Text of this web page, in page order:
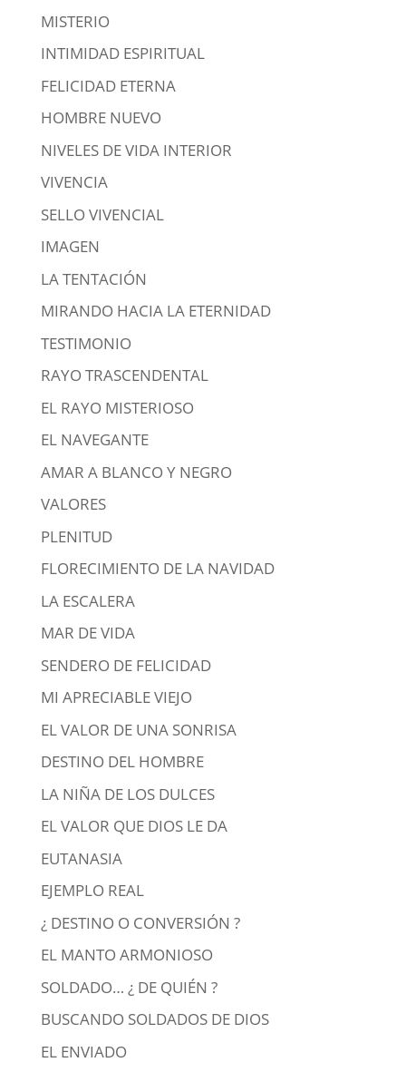
MISTERIO
INTIMIDAD ESPIRITUAL
FELICIDAD ETERNA
HOMBRE NUEVO
NIVELES DE VIDA INTERIOR
VIVENCIA
SELLO VIVENCIAL
IMAGEN
LA TENTACIÓN
MIRANDO HACIA LA ETERNIDAD
TESTIMONIO
RAYO TRASCENDENTAL
EL RAYO MISTERIOSO
EL NAVEGANTE
AMAR A BLANCO Y NEGRO
VALORES
PLENITUD
FLORECIMIENTO DE LA NAVIDAD
LA ESCALERA
MAR DE VIDA
SENDERO DE FELICIDAD
MI APRECIABLE VIEJO
EL VALOR DE UNA SONRISA
DESTINO DEL HOMBRE
LA NIÑA DE LOS DULCES
EL VALOR QUE DIOS LE DA
EUTANASIA
EJEMPLO REAL
¿ DESTINO O CONVERSIÓN ?
EL MANTO ARMONIOSO
SOLDADO… ¿ DE QUIÉN ?
BUSCANDO SOLDADOS DE DIOS
EL ENVIADO